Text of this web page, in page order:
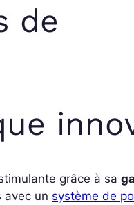
de
grâce à sa
avec un système de